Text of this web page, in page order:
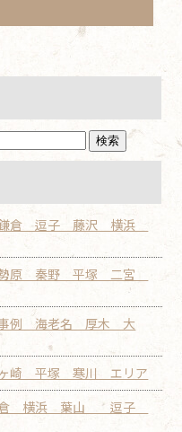
鎌倉 逗子 藤沢 横浜
勢原 秦野 平塚 二宮
事例 海老名 厚木 大
崎 平塚 寒川 エリア
倉 横浜 葉山 逗子